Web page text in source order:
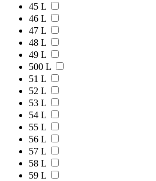
45 L
46 L
47 L
48 L
49 L
500 L
51 L
52 L
53 L
54 L
55 L
56 L
57 L
58 L
59 L